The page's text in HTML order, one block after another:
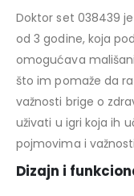
Doktor set 038439
od 3 godine, koja
omogućava
što im pomaže da
važnosti brige o
uživati u igri koja ih
pojmovima i
Dizajn i